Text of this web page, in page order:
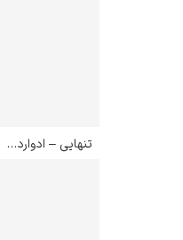
تنهایی – ادوارد مونک